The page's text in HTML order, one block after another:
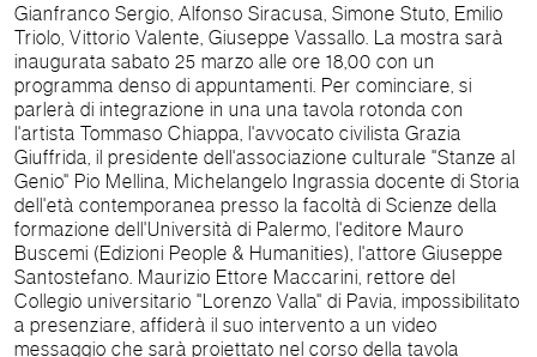
Gianfranco Sergio, Alfonso Siracusa, Simone Stuto, Emilio
Triolo, Vittorio Valente, Giuseppe Vassallo. La mostra sarà
inaugurata sabato 25 marzo alle ore 18,00 con un
programma denso di appuntamenti. Per cominciare, si
parlerà di integrazione in una una tavola rotonda con
l'artista Tommaso Chiappa, l'avvocato civilista Grazia
Giuffrida, il presidente dell'associazione culturale "Stanze al
Genio" Pio Mellina, Michelangelo Ingrassia docente di Storia
dell'età contemporanea presso la facoltà di Scienze della
formazione dell'Università di Palermo, l'editore Mauro
Buscemi (Edizioni People & Humanities), l'attore Giuseppe
Santostefano. Maurizio Ettore Maccarini, rettore del
Collegio universitario "Lorenzo Valla" di Pavia, impossibilitato
a presenziare, affiderà il suo intervento a un video
messaggio che sarà proiettato nel corso della tavola